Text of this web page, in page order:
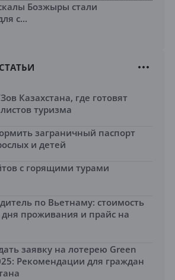
Бозжыры стали
с...
Казахстана, где готовят
туризма
заграничный паспорт
и детей
с горящими турами
по Вьетнаму: стоимость
дня проживания и прайс на
заявку на лотерею Green
Рекомендации для граждан